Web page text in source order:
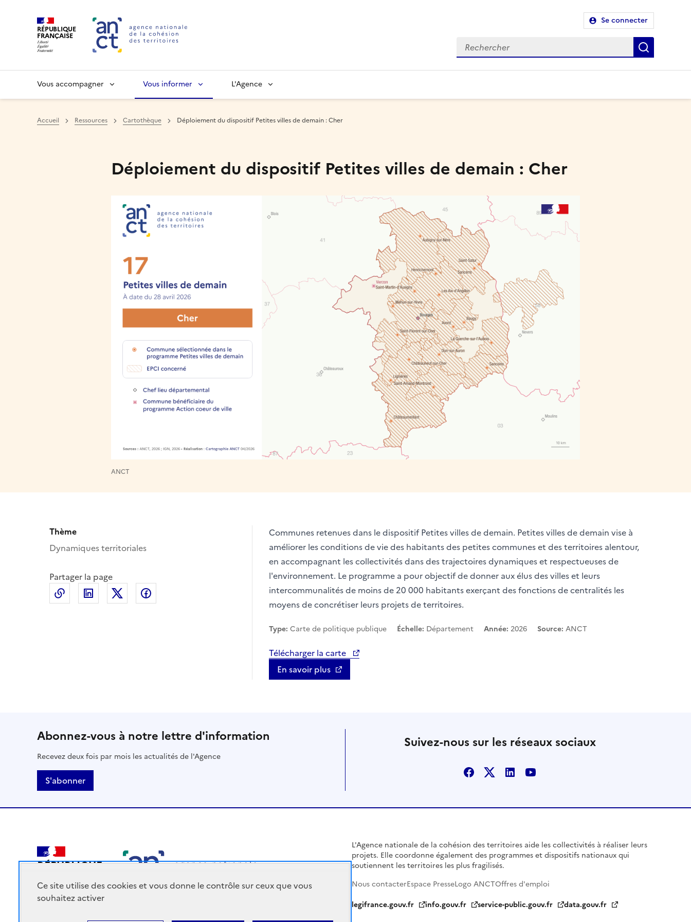
Ce site utilise des cookies et vous donne le contrôle sur ceux que vous
souhaitez activer
RÉPUBLIQUE
FRANÇAISE
Se connecter
Vous accompagner Vous informer L'Agence
Accueil Ressources Cartothèque Déploiement du dispositif Petites villes de demain : Cher
Déploiement du dispositif Petites villes de demain : Cher
ANCT
Thème
Dynamiques territoriales
Partager la page
Copier le lien de la page dans le presse-papier
LinkedIn
Communes retenues dans le dispositif Petites villes de demain. Petites villes de demain vise à
améliorer les conditions de vie des habitants des petites communes et des territoires alentour,
en accompagnant les collectivités dans des trajectoires dynamiques et respectueuses de
l'environnement. Le programme a pour objectif de donner aux élus des villes et leurs
intercommunalités de moins de 20 000 habitants exerçant des fonctions de centralités les
moyens de concrétiser leurs projets de territoires.
Type: Carte de politique publique Échelle: Département Année: 2026 Source: ANCT
Télécharger la carte
En savoir plus
Abonnez-vous à notre lettre d'information
Recevez deux fois par mois les actualités de l'Agence
S'abonner
Suivez-nous sur les réseaux sociaux
Facebook
X LinkedinYoutube
RÉPUBLIQUE
L'Agence nationale de la cohésion des territoires aide les collectivités à réaliser leurs
projets. Elle coordonne également des programmes et dispositifs nationaux qui
soutiennent les territoires les plus fragilisés.
Nous contacterEspace PresseLogo ANCTOffres d'emploi
legifrance.gouv.fr
info.gouv.fr service-public.gouv.fr data.gouv.fr